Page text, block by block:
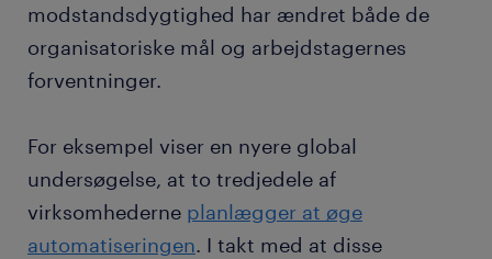
modstandsdygtighed har ændret både de
organisatoriske mål og arbejdstagernes
forventninger.
For eksempel viser en nyere global
undersøgelse, at to tredjedele af
virksomhederne planlægger at øge
automatiseringen. I takt med at disse